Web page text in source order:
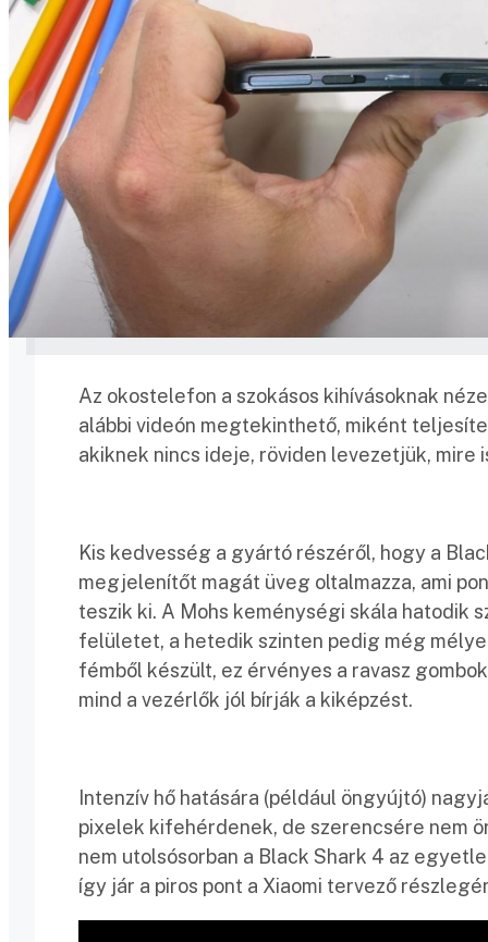
Az okostelefon a szokásos kihívásoknak
alábbi videón megtekinthető, miként
akiknek nincs ideje, röviden levezetjük, mire
Kis kedvesség a gyártó részéről, hogy a
megjelenítőt magát üveg oltalmazza, ami
teszik ki. A Mohs keménységi skála
felületet, a hetedik szinten pedig még
fémből készült, ez érvényes a ravasz
mind a vezérlők jól bírják a kiképzést.
Intenzív hő hatására (például öngyújtó)
pixelek kifehérdenek, de szerencsére nem
nem utolsósorban a Black Shark 4 az
így jár a piros pont a Xiaomi tervező